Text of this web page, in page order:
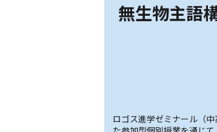
無生物主語
ロゴス進学ゼミナール（